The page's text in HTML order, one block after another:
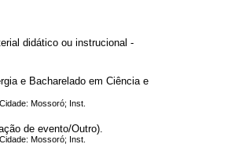
didático ou instrucional -
e Bacharelado em Ciência e
Mossoró; Inst.
de evento/Outro).
Mossoró; Inst.